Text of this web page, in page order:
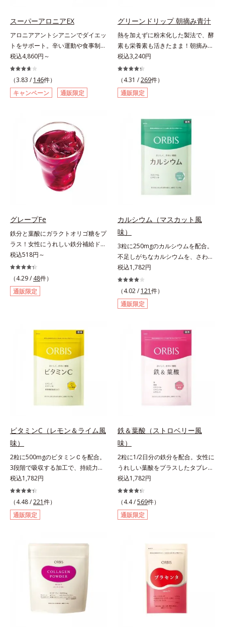
に早速、毎日2粒（目安）の新習慣
を始めましょう。* 紫外線などによ
り失われるビタミンCを中心とした
栄養成分の補給
「マスカット風味」、ピーチの甘い
香りと爽やかな甘味が楽しめる「ピ
ーチ風味」の3種のフレーバーをご
用意。その日の気分に合わせてチョ
イスできるから、より飽きにくく、
水なしで飲めるから、毎日手軽にお
いしく続けられます。*1 販売商品
として。*2 許可表示：本品に含ま
め、肌の乾燥が気になる方に適して
スーパーアロニアEX
アロニアアントシアニンでダイエッ
トをサポート。辛い運動や食事制限
に立ち向かう、大人の“燃える気持
ち”を応援。年齢を重ねるほど、ダ
イエットが続かないと感じる方に。
チョークベリーとも呼ばれる東欧産
の健康果実アロニアの、アロニアア
トする、ダイエットサポートサプリ
メントです。アロニアを研究し続け
てきたオルビスが高品質のアロニア
にこだわり、その特有成分を抽出。
安定して一定量配合できるよう、規
格化しました。オルビスのアロニア
シリーズNo.1の配合量を誇る、ア
有。さらに年齢ダイエッターをサポ
ートする成分として、研究チームが
400種以上の植物エキスを試してた
どり着いたオリーブ葉エキスと、古
くからぽかぽか成分として重宝され
てきたブラックジンジャー、ケイヒ
も配合しました。大人のやる気を燃
やし、年齢ダイエットを熱く応援し
ン30mgが含有されています（2粒
税込4,860円～
（3.83 / 146件）
キャンペーン
通販限定
グリーンドリップ 朝摘み青汁
熱を加えずに粉末化した製法で、酵
素も栄養素も活きたまま！朝摘みの
すっきり飲みやすい青汁。朝摘んだ
ばかりの大麦若葉を熱をかけない製
法で、酵素や50種類以上の栄養素を
活きたまま粉末化した青汁です。酵
素が活きているので、加熱したもの
く、スッキリとした味わいに仕上が
りました。圧縮しているため栄養成
分の細胞壁が壊れ、吸収されやすい
状態に。固い繊維は取り除き、ぎゅ
っと搾り取った貴重なエキスのみを
使用しています。
税込3,240円
（4.31 /269件）
通販限定
グレープFe
鉄分と葉酸にガラクトオリゴ糖をプ
ラス！女性にうれしい鉄分補給ドリ
ンク。1本に、ほうれん草約2.1束分
(*)の鉄分と、葉酸とガラクトオリゴ
糖を配合した、飲みやすい鉄分補給
ドリンクです。女性特有の周期をラ
クにサポートする3つの成分を凝縮
に必要な鉄分の不足分を効率よく1
本で補給できます。赤ブドウと白ブ
ドウの果汁をすっきり飲みやすくブ
レンド。フレッシュな味なので、ゴ
クゴク飲めるおいしさです。* 「五
訂増補日本食品標準成分表2020」
より、ほうれん草（ゆで）1束210g
税込518円～
（4.29 / 48件）
通販限定
カルシウム（マスカット風
味）
3粒に250mgのカルシウムを配合。
不足しがちなカルシウムを、さわや
かな甘さのマスカット風味で。3粒
にお魚約4.5尾分（*1）のカルシウ
ムを配合したタブレット。どんどん
不足していくカルシウムを、手軽に
おいしくチャージできる、さわやか
「五訂増補日本食品標準成分表
2010」より、さんま（生）1尾
175gとして可食部換算した場合。
税込1,782円
（4.02 / 121件）
通販限定
ビタミンC（レモン＆ライム風
味）
2粒に500mgのビタミンＣを配合。
3段階で吸収する加工で、持続力が
ぐんとアップ。ビタミンC（レモン
＆ライム風味）は、栄養機能食品で
すビタミンCは、皮膚や粘膜の健康
維持を助けるとともに、抗酸化作用
を持つ栄養素です。2粒にレモン約
ました。3段階でゆっくり吸収する
よい酸味で食べやすい、レモン＆ラ
イム風味です。*1 : 社団法人全国清
涼飲料工業会の取り決めに基づきレ
モン果実1個（120g）当り20mgと
して可食部換算した場合。
税込1,782円
（4.48 /221件）
通販限定
鉄＆葉酸（ストロベリー風
味）
2粒に1/2日分の鉄分を配合。女性に
うれしい葉酸をプラスしたタブレッ
トタイプ。2粒にプルーン約50個分
（*1）もの鉄分を配合し、さらに女
性周期をサポートする葉酸をプラス
しました。甘酸っぱくて続けやす
い、ストロベリー風味です。*1 :
（10.6g）として可食部換算した場
税込1,782円
（4.4 /569件）
通販限定